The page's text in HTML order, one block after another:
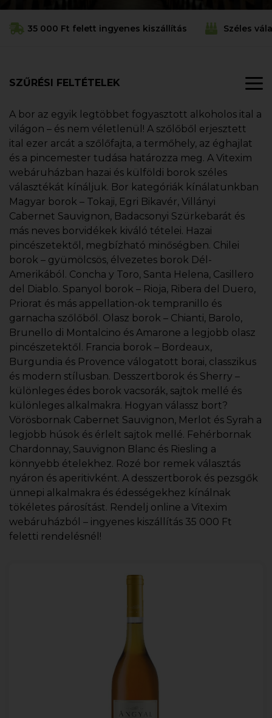
35 000 Ft felett ingyenes kiszállítás Széles
SZŰRÉSI FELTÉTELEK
A bor az egyik legtöbbet fogyasztott alkoholos ital a
világon – és nem véletlenül! A szőlőből erjesztett
ital ezer arcát a szőlőfajta, a termőhely, az éghajlat
és a pincemester tudása határozza meg. A Vitexim
webáruházban hazai és külföldi borok széles
választékát kínáljuk. Bor kategóriák kínálatunkban
Magyar borok – Tokaji, Egri Bikavér, Villányi
Cabernet Sauvignon, Badacsonyi Szürkebarát és
más neves borvidékek kiváló tételei. Hazai
pincészetektől, megbízható minőségben. Chilei
borok – gyümölcsös, élvezetes borok Dél-
Amerikából. Concha y Toro, Santa Helena, Casillero
del Diablo. Spanyol borok – Rioja, Ribera del Duero,
Priorat és más appellation-ok tempranillo és
garnacha szőlőből. Olasz borok – Chianti, Barolo,
Brunello di Montalcino és Amarone a legjobb olasz
pincészetektől. Francia borok – Bordeaux,
Burgundia és Provence válogatott borai, classzikus
és modern stílusban. Desszertborok és Sherry –
különleges édes borok vacsorák, sajtok mellé és
különleges alkalmakra. Hogyan válassz bort?
Vörösbornak Cabernet Sauvignon, Merlot és Syrah a
legjobb húsok és érlelt sajtok mellé. Fehérbornak
Chardonnay, Sauvignon Blanc és Riesling a
könnyebb ételekhez. Rozé bor remek választás
nyáron és aperitivként. A desszertborok és pezsgők
ünnepi alkalmakra és édességekhez kínálnak
tökéletes párosítást. Rendelj online a Vitexim
webáruházból – ingyenes kiszállítás 35 000 Ft
feletti rendelésnél!